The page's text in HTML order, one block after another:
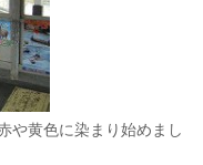
や黄色に染まり始めまし